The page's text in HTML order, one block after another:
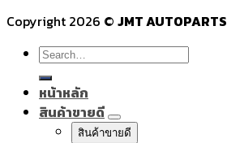
Copyright 2026 © JMT AUTOPARTS
Search
for:
หน้าหลัก
สินค้าขายดี
สินค้าขายดี